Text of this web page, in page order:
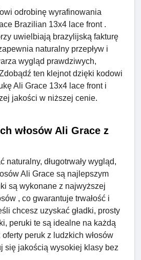
odrobinę wyrafinowania
Brazilian 13x4 lace front .
uwielbiają brazylijską fakturę
naturalny przepływ i
wygląd prawdziwych,
ten klejnot dzięki kodowi
Ali Grace 13x4 lace front i
jakości w niższej cenie.
włosów Ali Grace z
naturalny, długotrwały wygląd,
Ali Grace są najlepszym
są wykonane z najwyższej
, co gwarantuje trwałość i
chcesz uzyskać gładki, prosty
peruki te są idealne na każdą
peruk z ludzkich włosów
się jakością wysokiej klasy bez